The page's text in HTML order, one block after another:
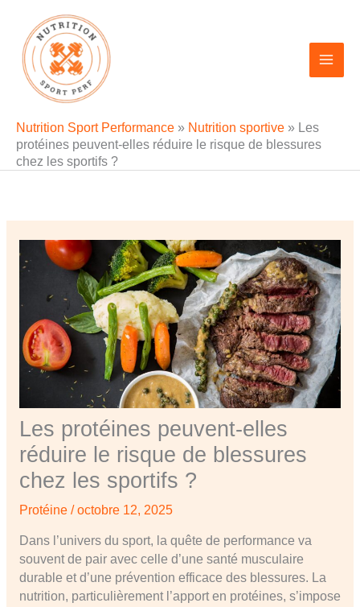
contenu
Nutrition Sport Performance » Nutrition sportive » Les
protéines peuvent-elles réduire le risque de blessures
chez les sportifs ?
Les protéines peuvent-elles
réduire le risque de blessures
chez les sportifs ?
Protéine/octobre 12, 2025
Dans l’univers du sport, la quête de performance va
souvent de pair avec celle d’une santé musculaire
durable et d’une prévention efficace des blessures. La
nutrition, particulièrement l’apport en protéines, s’impose